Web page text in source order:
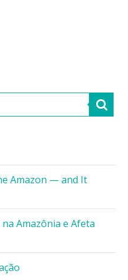
Amazon — and It
Amazônia e Afeta